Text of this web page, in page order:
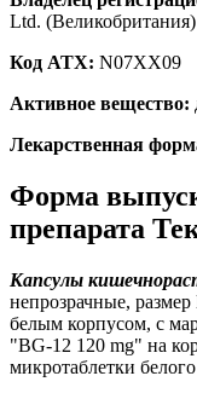
Ltd. (Великобритания)
Код ATX: N07XX09
Активное вещество:
Лекарственная
Форма
препарата
Капсулы
непрозрачные,
белым корпусом, с
"BG-12 120 mg" на
микротаблетки